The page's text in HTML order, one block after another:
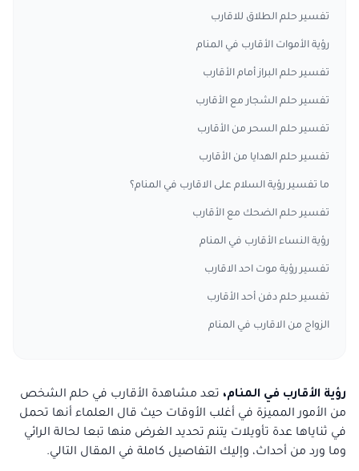
تفسير حلم الطلاق للاقارب
رؤية الأموات الأقارب في المنام
تفسير حلم البراز أمام الأقارب
تفسير حلم الشجار مع الأقارب
تفسير حلم السحر من الأقارب
تفسير حلم الهدايا من الأقارب
ما تفسير رؤية السلام على الاقارب في المنام؟
تفسير حلم الضحك مع الأقارب
رؤية النساء الأقارب في المنام
تفسير رؤية موت احد الاقارب
تفسير حلم دفن أحد الأقارب
الزواج من الاقارب في المنام
رؤية الأقارب في المنام، تعد مشاهدة الأقارب في حلم الشخص
من الأمور المميزة في أغلب الأوقات حيث قال العلماء أنها تحمل
في ثناياها عدة تأويلات يتنم تحديد الغرض منها تبعا لحالة الرائي
وما ورد من أحداث، وإليك التفاصيل كاملة في المقال التالي.